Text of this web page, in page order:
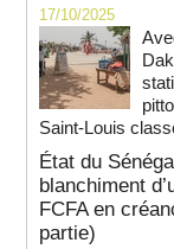
17/10/2025
Saint-Louis
État du
blanchiment
FCFA en
partie)